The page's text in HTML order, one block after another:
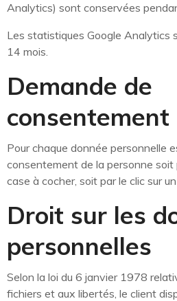
Analytics) sont conservées
Les statistiques Google Analytics
14 mois.
Demande de
consentement
Pour chaque donnée personnelle
consentement de la personne soit
case à cocher, soit par le clic sur
Droit sur les
personnelles
Selon la loi du 6 janvier 1978
fichiers et aux libertés, le client